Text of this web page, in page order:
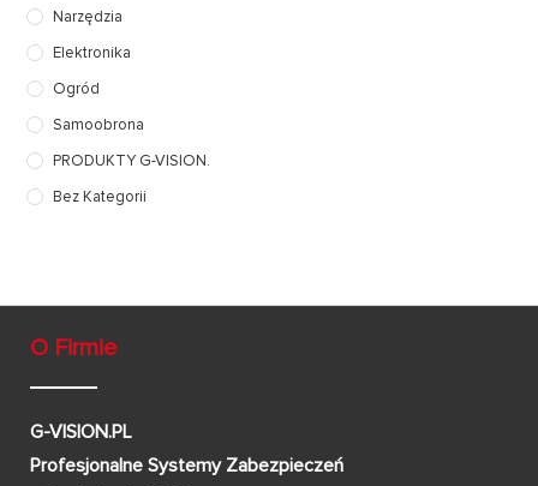
Narzędzia
Elektronika
Ogród
Samoobrona
PRODUKTY G-VISION.
Bez Kategorii
O Firmie
G-VISION.PL
Profesjonalne Systemy Zabezpieczeń